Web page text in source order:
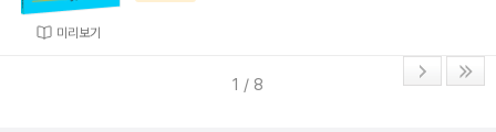
미리보기
1 / 8